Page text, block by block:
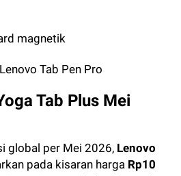
magnetik
Tab Pen Pro
Tab Plus Mei
global per Mei 2026, Lenovo
pada kisaran harga Rp10